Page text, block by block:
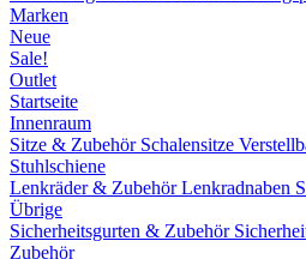
Marken
Neue
Sale!
Outlet
Startseite
Innenraum
Sitze & Zubehör Schalensitze
Stuhlschiene
Lenkräder & ZubehörLenkradnaben
Übrige
Sicherheitsgurten & Zubehör
Zubehör